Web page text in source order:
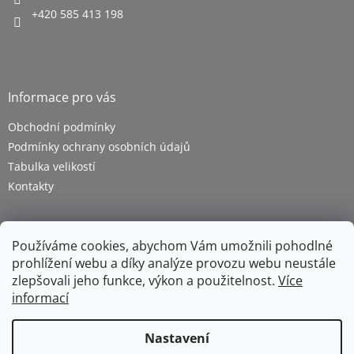
Používáme cookies, abychom Vám umožnili pohodlné
prohlížení webu a díky analýze provozu webu neustále
zlepšovali jeho funkce, výkon a použitelnost. Více
informací
Nastavení
+420 585 413 198
Informace pro vás
Obchodní podmínky
Podmínky ochrany osobních údajů
Tabulka velikostí
Kontakty